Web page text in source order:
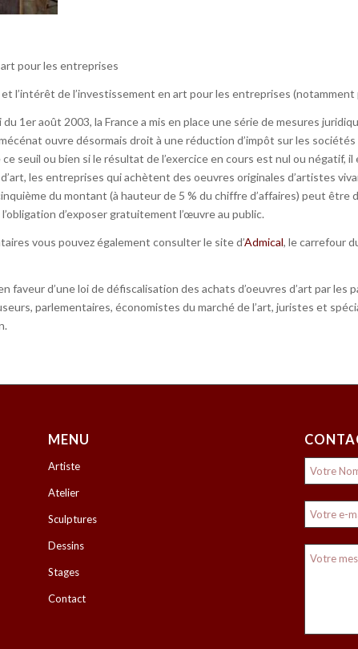
pour les entreprises
l’intérêt de l’investissement en art pour les entreprises (notamment
1er août 2003, la France a mis en place une série de mesures
ouvre désormais droit à une réduction d’impôt sur les
seuil ou bien si le résultat de l’exercice en cours est nul ou négatif,
d’art, les entreprises qui achètent des oeuvres originales d’artistes
du montant (à hauteur de 5 % du chiffre d’affaires) peut
d’exposer gratuitement l’œuvre au public.
vous pouvez également consulter le site d’Admical, le carrefour
faveur d’une loi de défiscalisation des achats d’oeuvres d’art par les
parlementaires, économistes du marché de l’art, juristes et
MENU
Artiste
Atelier
Sculptures
Dessins
Stages
Contact